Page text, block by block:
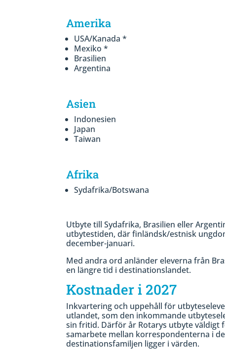
Amerika
USA/Kanada *
Mexiko *
Brasilien
Argentina
Asien
Indonesien
Japan
Taiwan
Afrika
Sydafrika/Botswana
Utbyte till Sydafrika, Brasilien eller
utbytestiden, där finländsk/estnisk
december-januari.
Med andra ord anländer eleverna från
en längre tid i destinationslandet.
Kostnader i 2027
Inkvartering och uppehåll för
utlandet, som den inkommande
sin fritid. Därför år Rotarys utbyte väldigt
samarbete mellan korrespondenterna i
destinationsfamiljen ligger i värden.